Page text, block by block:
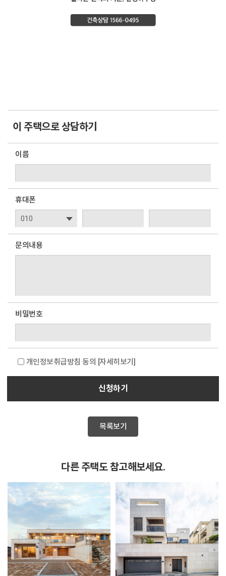
이 주택으로 상담하기
이름
휴대폰
문의내용
비밀번호
개인정보취급방침 동의 [자세히보기]
신청하기
목록보기
다른 주택도 참고해보세요.